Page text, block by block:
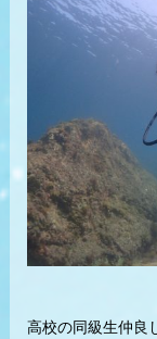
高校の同級生仲良